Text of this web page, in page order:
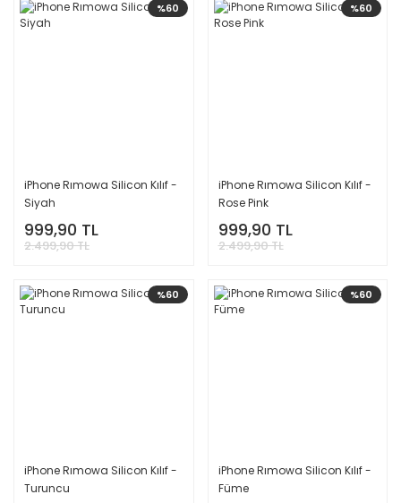
%60
iPhone Rımowa Silicon Kılıf -
Siyah
999,90 TL
2.499,90 TL
%60
iPhone Rımowa Silicon Kılıf -
Rose Pink
999,90 TL
2.499,90 TL
%60
iPhone Rımowa Silicon Kılıf -
Turuncu
%60
iPhone Rımowa Silicon Kılıf -
Füme